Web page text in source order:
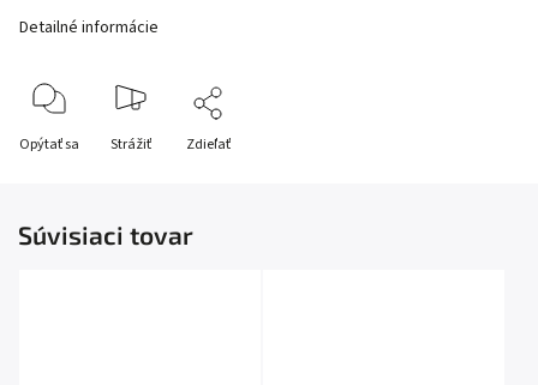
Detailné informácie
Opýtať sa Strážiť Zdieľať
Súvisiaci tovar